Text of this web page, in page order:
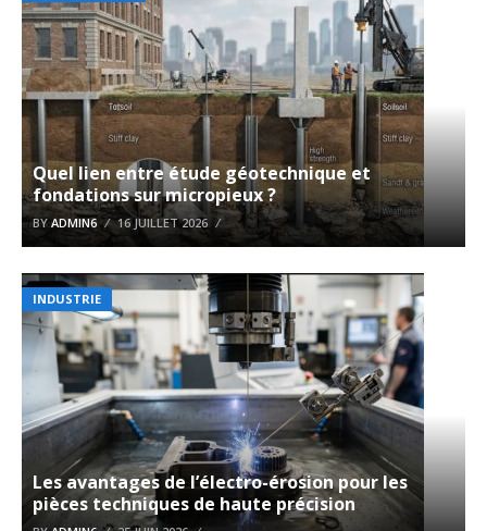
Quel lien entre étude géotechnique et
fondations sur micropieux ?
BYADMIN6 16 JUILLET 2026
INDUSTRIE
Les avantages de l’électro-érosion pour les
pièces techniques de haute précision